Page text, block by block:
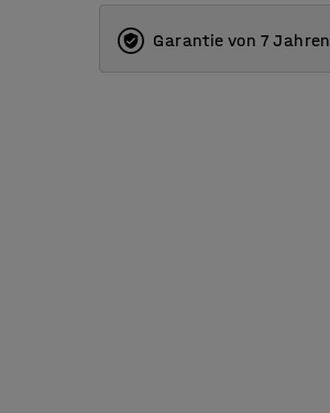
Garantie von 7 Jahren